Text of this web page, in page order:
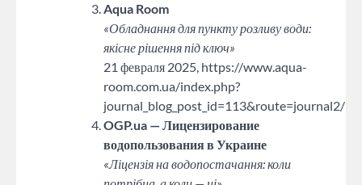
Aqua Room
«Обладнання для пункту розливу води:
якісне рішення під ключ»
21 февраля 2025, https://www.aqua-
room.com.ua/index.php?
journal_blog_post_id=113&route=journal2/
OGP.ua — Лицензирование
водопользования в Украине
«Ліцензія на водопостачання: коли